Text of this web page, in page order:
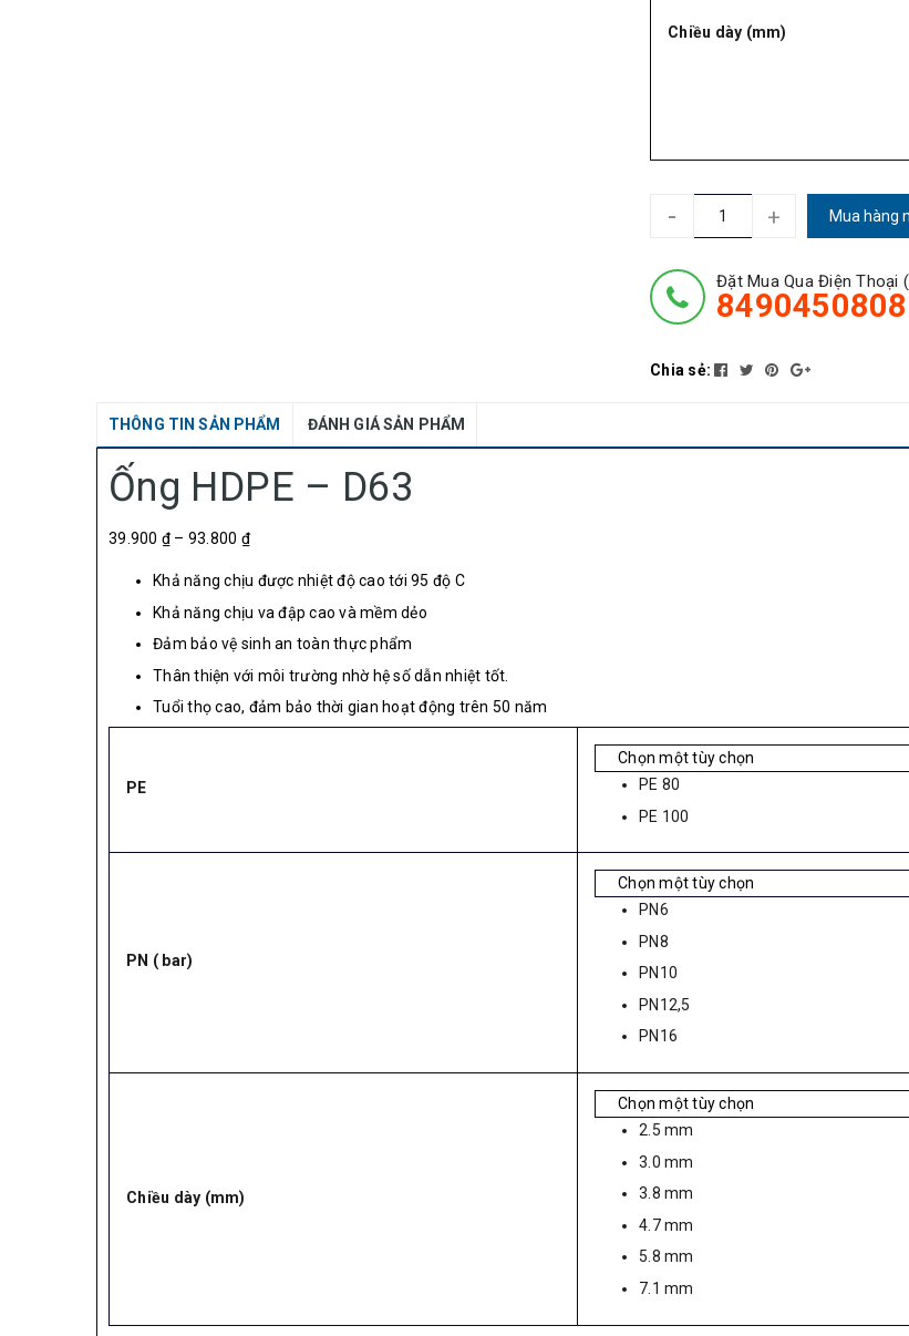
Chiều dày (mm)
- + Mua hàng
Đặt Mua Qua Điện Thoại
Chia sẻ:
THÔNG TIN SẢN PHẨM ĐÁNH GIÁ SẢN PHẨM
Ống HDPE – D63
39.900 ₫ – 93.800 ₫
Khả năng chịu được nhiệt độ cao tới 95 độ C
Khả năng chịu va đập cao và mềm dẻo
Đảm bảo vệ sinh an toàn thực phẩm
Thân thiện với môi trường nhờ hệ số dẫn nhiệt tốt.
Tuổi thọ cao, đảm bảo thời gian hoạt động trên 50 năm
PE
PE 80
PE 100
PN ( bar)
PN6
PN8
PN10
PN12,5
PN16
Chiều dày (mm)
2.5 mm
3.0 mm
3.8 mm
4.7 mm
5.8 mm
7.1 mm